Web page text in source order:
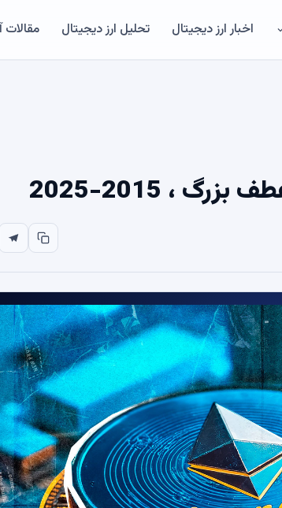
اخبار ارز دیجیتال تحلیل ارز دیجیتال مقالات